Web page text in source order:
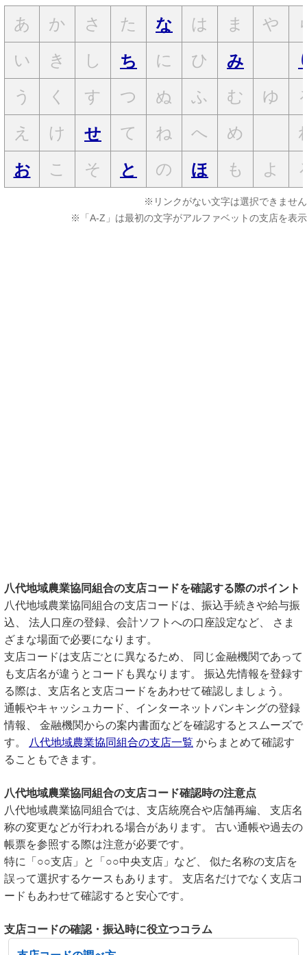
あ か さ た な は ま や
い
き し ち に ひ み
う
く す つ ぬ ふ む ゆ
え
け せ て ね へ め
お
こ そ と の ほ も よ
※リンクがない文字は選択できません
※「A-Z」は最初の文字がアルファベットの支店を表示
八代地域農業協同組合の支店コードを確認する際のポイント
八代地域農業協同組合の支店コードは、振込手続きや給与振
込、 法人口座の登録、会計ソフトへの口座設定など、 さま
ざまな場面で必要になります。
支店コードは支店ごとに異なるため、 同じ金融機関であって
も支店名が違うとコードも異なります。 振込先情報を登録す
る際は、支店名と支店コードをあわせて確認しましょう。
通帳やキャッシュカード、インターネットバンキングの登録
情報、 金融機関からの案内書面などを確認するとスムーズで
す。
八代地域農業協同組合の支店一覧 からまとめて確認す
ることもできます。
八代地域農業協同組合の支店コード確認時の注意点
八代地域農業協同組合では、支店統廃合や店舗再編、 支店名
称の変更などが行われる場合があります。 古い通帳や過去の
帳票を参照する際は注意が必要です。
特に「○○支店」と「○○中央支店」など、 似た名称の支店を
誤って選択するケースもあります。 支店名だけでなく支店コ
ードもあわせて確認すると安心です。
支店コードの確認・振込時に役立つコラム